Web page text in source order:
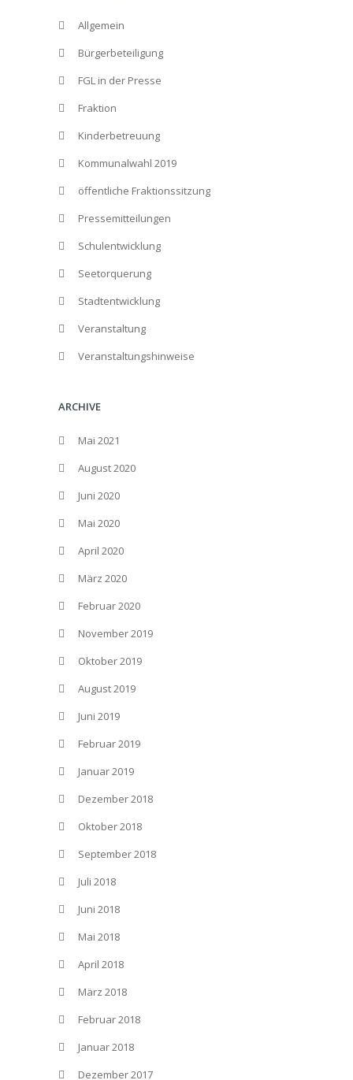
Allgemein
Bürgerbeteiligung
FGL in der Presse
Fraktion
Kinderbetreuung
Kommunalwahl 2019
öffentliche Fraktionssitzung
Pressemitteilungen
Schulentwicklung
Seetorquerung
Stadtentwicklung
Veranstaltung
Veranstaltungshinweise
ARCHIVE
Mai 2021
August 2020
Juni 2020
Mai 2020
April 2020
März 2020
Februar 2020
November 2019
Oktober 2019
August 2019
Juni 2019
Februar 2019
Januar 2019
Dezember 2018
Oktober 2018
September 2018
Juli 2018
Juni 2018
Mai 2018
April 2018
März 2018
Februar 2018
Januar 2018
Dezember 2017